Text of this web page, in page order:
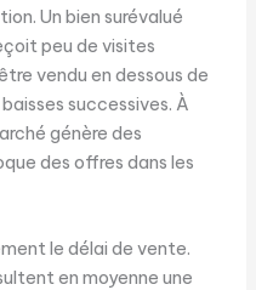
Un bien surévalué
peu de visites
vendu en dessous de
successives. À
génère des
des offres dans les
le délai de vente.
en moyenne une